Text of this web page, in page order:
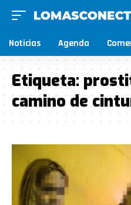
Noticias Agenda
Etiqueta:
camino de